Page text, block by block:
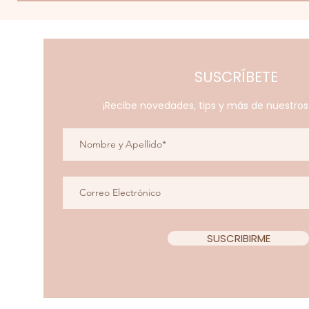
SUSCRÍBETE
¡Recibe novedades, tips y más de
SUSCRIBIRME